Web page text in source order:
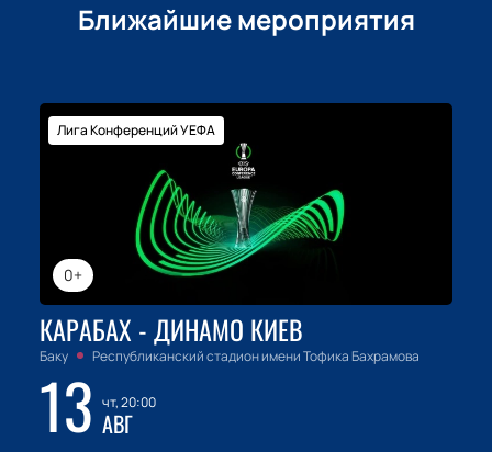
Ближайшие мероприятия
0+
Лига Конференций УЕФА
КАРАБАХ - ДИНАМО КИЕВ
Баку Республиканский стадион имени Тофика Бахрамова
13 чт, 20:00
АВГ